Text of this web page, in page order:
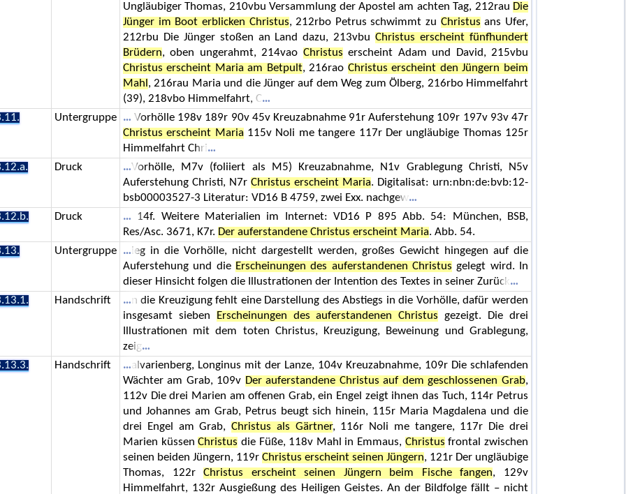
Ungläubiger Thomas, 210vbu Versammlung der Apostel am achten Tag, 212rau Die
Jünger im Boot erblicken Christus, 212rbo Petrus schwimmt zu Christus ans Ufer,
212rbu Die Jünger stoßen an Land dazu, 213vbuChristus erscheint fünfhundert
Brüdern, oben ungerahmt, 214vao Christus erscheint Adam und David, 215vbu
Christus erscheint Maria am Betpult, 216rao Christus erscheint den Jüngern beim
Mahl , 216rau Maria und die Jünger auf dem Weg zum Ölberg, 216rbo Himmelfahrt
(39), 218vbo Himmelfahrt, C
Untergruppe
Vorhölle 198v 189r 90v 45v Kreuzabnahme 91r Auferstehung 109r 197v 93v 47r
Christus erscheint Maria115v Noli me tangere 117r Der ungläubige Thomas 125r
Himmelfahrt Chri
Druck
Vorhölle, M7v (foliiert als M5) Kreuzabnahme, N1v Grablegung Christi, N5v
Auferstehung Christi, N7r Christus erscheint Maria. Digitalisat: urn:nbn:de:bvb:12-
bsb00003527-3 Literatur: VD16 B 4759, zwei Exx. nachgew
Druck
14f. Weitere Materialien im Internet: VD16 P 895 Abb. 54: München, BSB,
Res/Asc. 3671, K7r. Der auferstandene Christus erscheint Maria. Abb. 54.
Untergruppe
ieg in die Vorhölle, nicht dargestellt werden, großes Gewicht hingegen auf die
Auferstehung und die Erscheinungen des auferstandenen Christus gelegt wird. In
dieser Hinsicht folgen die Illustrationen der Intention des Textes in seiner Zurück
Handschrift
n die Kreuzigung fehlt eine Darstellung des Abstiegs in die Vorhölle, dafür werden
insgesamt sieben
Erscheinungen des auferstandenen Christus gezeigt. Die drei
Illustrationen mit dem toten Christus, Kreuzigung, Beweinung und Grablegung,
zeig
Handschrift
alvarienberg, Longinus mit der Lanze, 104v Kreuzabnahme, 109r Die schlafenden
Wächter am Grab, 109v Der auferstandene Christus auf dem geschlossenen Grab,
112v Die drei Marien am offenen Grab, ein Engel zeigt ihnen das Tuch, 114r Petrus
und Johannes am Grab, Petrus beugt sich hinein, 115r Maria Magdalena und die
drei Engel am Grab,Christus als Gärtner, 116r Noli me tangere, 117r Die drei
Marien küssenChristus die Füße, 118v Mahl in Emmaus, Christus frontal zwischen
seinen beiden Jüngern, 119r Christus erscheint seinen Jüngern, 121r Der ungläubige
Thomas, 122rChristus erscheint seinen Jüngern beim Fische fangen, 129v
Himmelfahrt, 132r Ausgießung des Heiligen Geistes. An der Bildfolge fällt – nicht